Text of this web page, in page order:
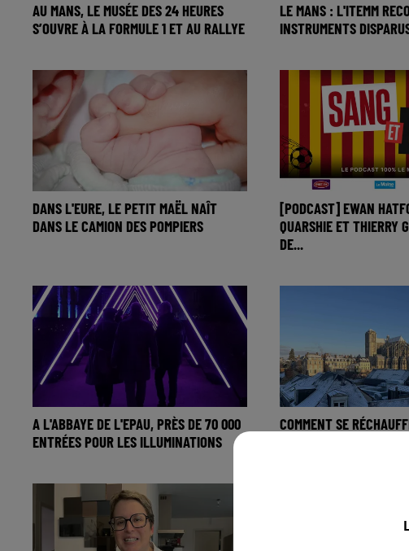
AU MANS, LE MUSÉE DES 24 HEURES
S’OUVRE À LA FORMULE 1 ET AU RALLYE
LE MANS : L'ITEMM
INSTRUMENTS
DANS L'EURE, LE PETIT MAËL NAÎT
DANS LE CAMION DES POMPIERS
[PODCAST] EWAN
QUARSHIE ET THIERRY
DE...
A L'ABBAYE DE L'EPAU, PRÈS DE 70 000
ENTRÉES POUR LES ILLUMINATIONS
COMMENT SE